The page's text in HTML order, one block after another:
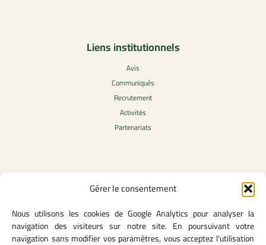
Gérer le consentement
Nous utilisons les cookies de Google Analytics pour analyser la
navigation des visiteurs sur notre site. En poursuivant votre
navigation sans modifier vos paramètres, vous acceptez l'utilisation
Liens institutionnels
Avis
Communiqués
Recrutement
Activités
Partenariats
Contenu légale
CGU
Mentions légales